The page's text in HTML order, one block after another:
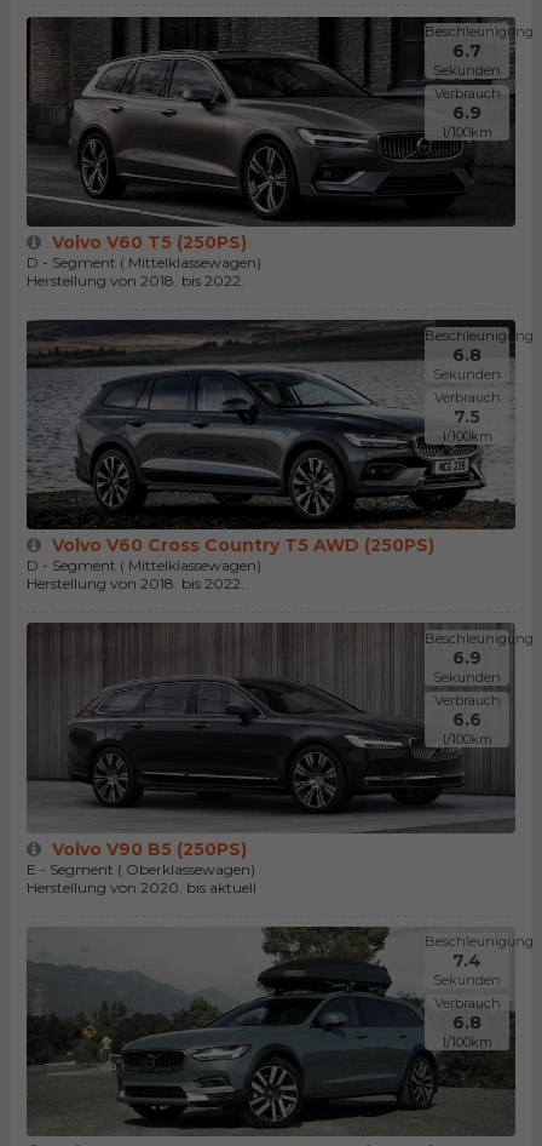
Beschleunigung
6.7
Sekunden
Verbrauch
6.9
l/100km
Volvo V60 T5 (250PS)
D - Segment ( Mittelklassewagen)
Herstellung von 2018. bis 2022.
Beschleunigung
6.8
Sekunden
Verbrauch
7.5
l/100km
Volvo V60 Cross Country T5 AWD (250PS)
D - Segment ( Mittelklassewagen)
Herstellung von 2018. bis 2022.
Beschleunigung
6.9
Sekunden
Verbrauch
6.6
l/100km
Volvo V90 B5 (250PS)
E - Segment ( Oberklassewagen)
Herstellung von 2020. bis aktuell
Beschleunigung
7.4
Sekunden
Verbrauch
6.8
l/100km